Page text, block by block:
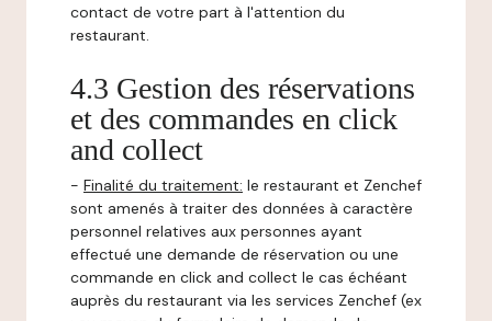
contact de votre part à l'attention du
restaurant.
4.3 Gestion des réservations
et des commandes en click
and collect
- Finalité du traitement: le restaurant et Zenchef
sont amenés à traiter des données à caractère
personnel relatives aux personnes ayant
effectué une demande de réservation ou une
commande en click and collect le cas échéant
auprès du restaurant via les services Zenchef (ex